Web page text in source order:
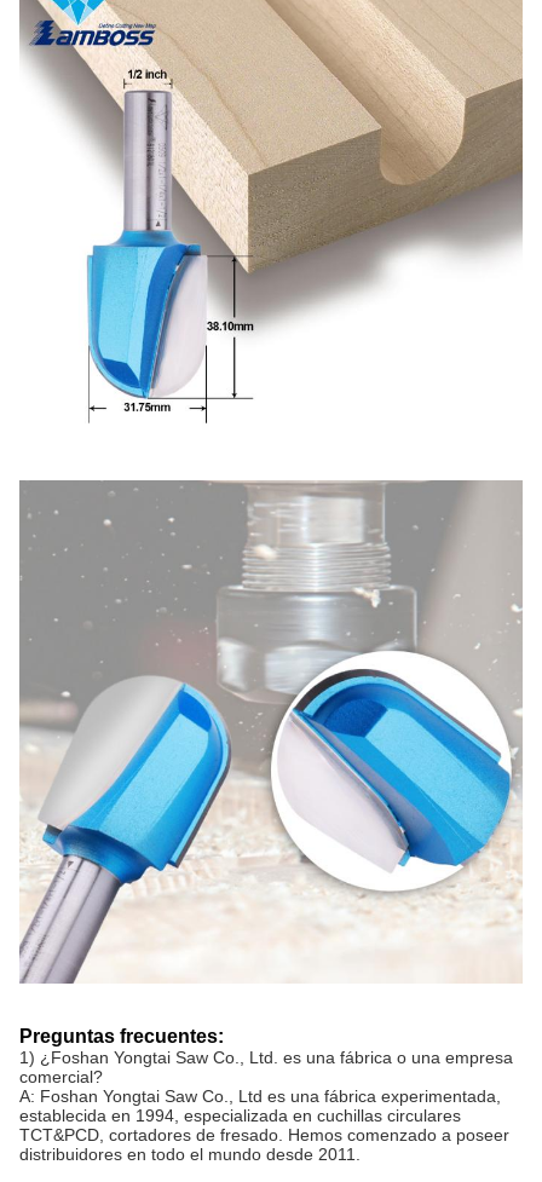
Preguntas frecuentes:
1) ¿Foshan Yongtai Saw Co., Ltd. es una fábrica o una empresa
comercial?
A: Foshan Yongtai Saw Co., Ltd es una fábrica experimentada,
establecida en 1994, especializada en cuchillas circulares
TCT&PCD, cortadores de fresado. Hemos comenzado a poseer
distribuidores en todo el mundo desde 2011.